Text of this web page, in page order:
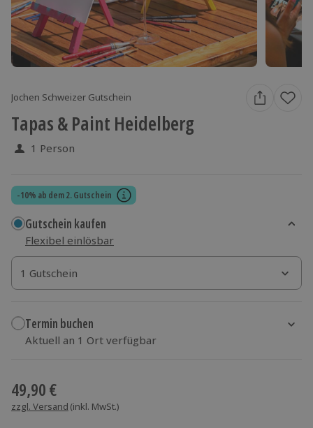
Jochen Schweizer Gutschein
Tapas & Paint Heidelberg
1 Person
-10% ab dem 2. Gutschein
Gutschein kaufen
Flexibel einlösbar
1 Gutschein
1 Gutschein
1 Gutschein
Termin buchen
Aktuell an 1 Ort verfügbar
49,90 €
zzgl. Versand (inkl. MwSt.)